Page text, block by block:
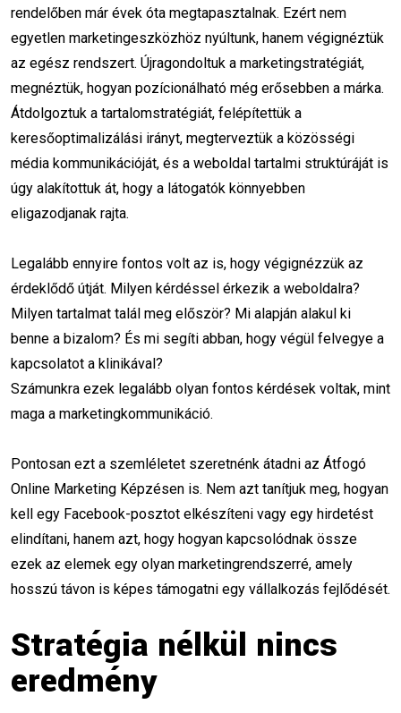
Facebook Ads Marketing eszközök
Digitális stratégia Online marketing hibák
Digitális marketing stratégia Márkaépítés
Marketingstratégia Online Márkaidentitás
Tartalommarketing Keresőoptimalizálás
Célközönség meghatározása Marketing
Üzleti siker Webáruház
Közösségi média marketing
Digitális marketing
digitális marketing
online marketing tanfolyam
Meta hirdetések marketing stratégia
UX kutatás marketing oktatás
hirdetés optimalizálás
rendelőben már évek óta megtapasztalnak. Ezért nem
egyetlen marketingeszközhöz nyúltunk, hanem végignéztük
az egész rendszert. Újragondoltuk a marketingstratégiát,
megnéztük, hogyan pozícionálható még erősebben a márka.
Átdolgoztuk a tartalomstratégiát, felépítettük a
keresőoptimalizálási irányt, megterveztük a közösségi
média kommunikációját, és a weboldal tartalmi struktúráját is
úgy alakítottuk át, hogy a látogatók könnyebben
eligazodjanak rajta.
Legalább ennyire fontos volt az is, hogy végignézzük az
érdeklődő útját. Milyen kérdéssel érkezik a weboldalra?
Milyen tartalmat talál meg először? Mi alapján alakul ki
benne a bizalom? És mi segíti abban, hogy végül felvegye a
kapcsolatot a klinikával?
Számunkra ezek legalább olyan fontos kérdések voltak, mint
maga a marketingkommunikáció.
Pontosan ezt a szemléletet szeretnénk átadni az Átfogó
Online Marketing Képzésen is. Nem azt tanítjuk meg, hogyan
kell egy Facebook-posztot elkészíteni vagy egy hirdetést
elindítani, hanem azt, hogy hogyan kapcsolódnak össze
ezek az elemek egy olyan marketingrendszerré, amely
hosszú távon is képes támogatni egy vállalkozás fejlődését.
Stratégia nélkül nincs
eredmény